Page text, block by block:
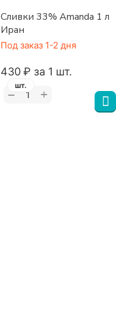
Сливки 33% Amanda 1 л
Иран
Под заказ 1-2 дня
‍430‍₽ за 1 шт.
− +
шт.